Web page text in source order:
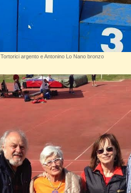
Tortorici argento e Antonino Lo Nano bronzo